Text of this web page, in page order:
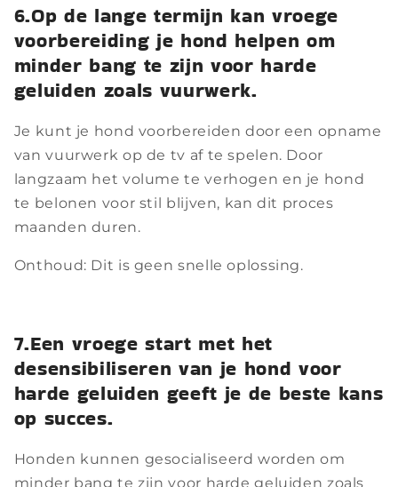
6.Op de lange termijn kan vroege
voorbereiding je hond helpen om
minder bang te zijn voor harde
geluiden zoals vuurwerk.
Je kunt je hond voorbereiden door een opname
van vuurwerk op de tv af te spelen. Door
langzaam het volume te verhogen en je hond
te belonen voor stil blijven, kan dit proces
maanden duren.
Onthoud: Dit is geen snelle oplossing.
7.Een vroege start met het
desensibiliseren van je hond voor
harde geluiden geeft je de beste kans
op succes.
Honden kunnen gesocialiseerd worden om
minder bang te zijn voor harde geluiden zoals